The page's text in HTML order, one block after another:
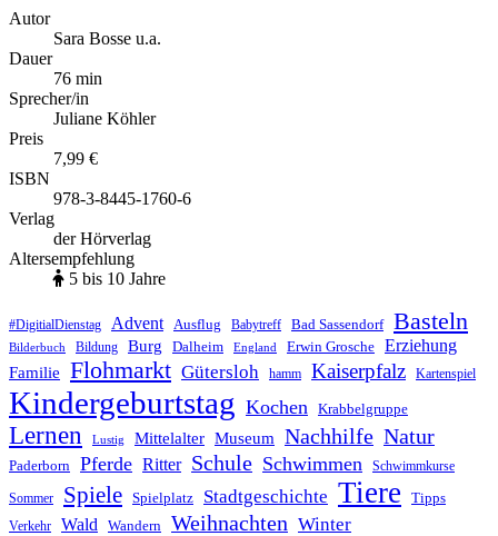
Autor
Sara Bosse u.a.
Dauer
76 min
Sprecher/in
Juliane Köhler
Preis
7,99 €
ISBN
978-3-8445-1760-6
Verlag
der Hörverlag
Altersempfehlung
5 bis 10 Jahre
#DigitialDienstag Advent Ausflug Babytreff Bad Sassendorf Basteln
Bilderbuch Bildung Burg Dalheim England Erwin Grosche Erziehung
Familie Flohmarkt Gütersloh hamm Kaiserpfalz Kartenspiel
Kindergeburtstag Kochen Krabbelgruppe
Lernen Lustig Mittelalter Museum Nachhilfe Natur
Paderborn Pferde Ritter Schule Schwimmen Schwimmkurse
Sommer Spiele Spielplatz Stadtgeschichte Tiere Tipps
Verkehr Wald Wandern Weihnachten Winter